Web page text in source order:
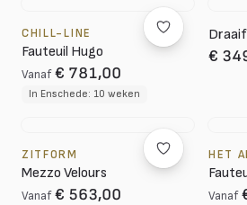
CHILL-LINE
Fauteuil Hugo
Vanaf € 781,00
In Enschede: 10 weken
€
ZITFORM
Mezzo Velours
Vanaf € 563,00
HET
Vanaf